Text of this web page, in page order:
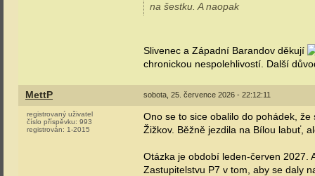
na šestku. A naopak
Slivenec a Západní Barandov děkují
chronickou nespolehlivostí. Další
MettP sobota, 25. července 2026 - 22:12:11
registrovaný uživatel
číslo příspěvku: 993
registrován: 1-2015
Ono se to sice obalilo do pohádek,
Žižkov. Běžně jezdila na Bílou labuť,
Otázka je období leden-červen 2027.
Zastupitelstvu P7 v tom, aby se daly